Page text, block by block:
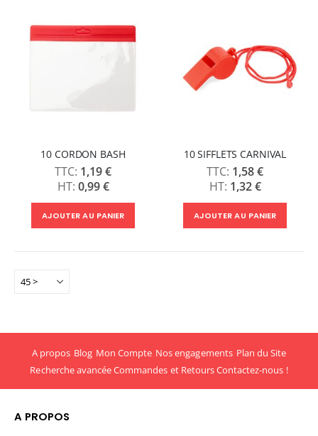
10 CORDON BASH
1,19 €
0,99 €
AJOUTER AU PANIER
10 SIFFLETS CARNIVAL
1,58 €
1,32 €
AJOUTER AU PANIER
A propos Blog Mon Compte Nos engagements Plan du Site
Recherche avancéeCommandes et RetoursContactez-nous !
A PROPOS